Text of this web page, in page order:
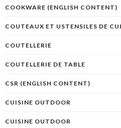
COOKWARE (ENGLISH CONTENT)
COUTEAUX ET USTENSILES DE
COUTELLERIE
COUTELLERIE DE TABLE
CSR (ENGLISH CONTENT)
CUISINE OUTDOOR
CUISINE OUTDOOR